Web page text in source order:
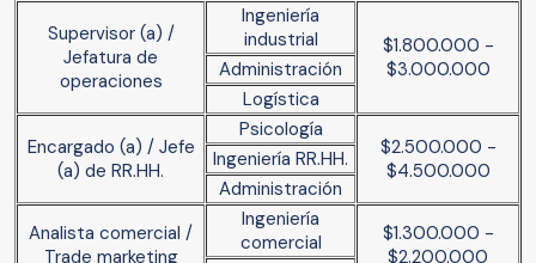
Supervisor (a) /
Jefatura de
operaciones
Ingeniería
industrial
$1.800.000 -
$3.000.000
Administración
Logística
Encargado (a) / Jefe
(a) de RR.HH.
Psicología
$2.500.000 -
$4.500.000
Ingeniería RR.HH.
Administración
Analista comercial /
Trade marketing
Ingeniería
comercial
$1.300.000 -
$2.200.000